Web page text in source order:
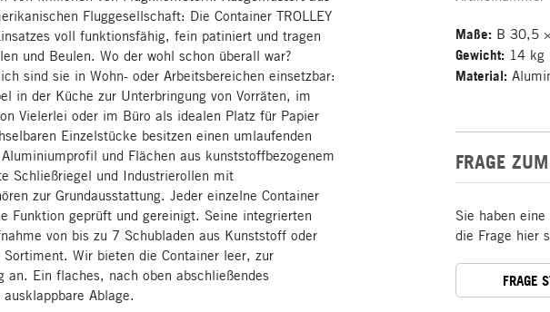
Fluggesellschaft: Die Container TROLLEY
voll funktionsfähig, fein patiniert und tragen
und Beulen. Wo der wohl schon überall war?
sind sie in Wohn- oder Arbeitsbereichen einsetzbar:
in der Küche zur Unterbringung von Vorräten, im
Vielerlei oder im Büro als idealen Platz für Papier
Einzelstücke besitzen einen umlaufenden
und Flächen aus kunststoffbezogenem
Schließriegel und Industrierollen mit
zur Grundausstattung. Jeder einzelne Container
Funktion geprüft und gereinigt. Seine integrierten
von bis zu 7 Schubladen aus Kunststoff oder
Wir bieten die Container leer, zur
an. Ein flaches, nach oben abschließendes
Ablage.
Maße: B 30,5
Gewicht: 14 kg
Material:
FRAGE
Sie haben
die Frage hier
FRAGE